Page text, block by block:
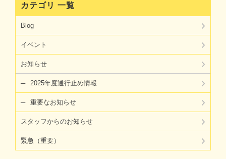
カテゴリ 一覧
Blog
イベント
お知らせ
2025年度通行止め情報
重要なお知らせ
スタッフからのお知らせ
緊急（重要）